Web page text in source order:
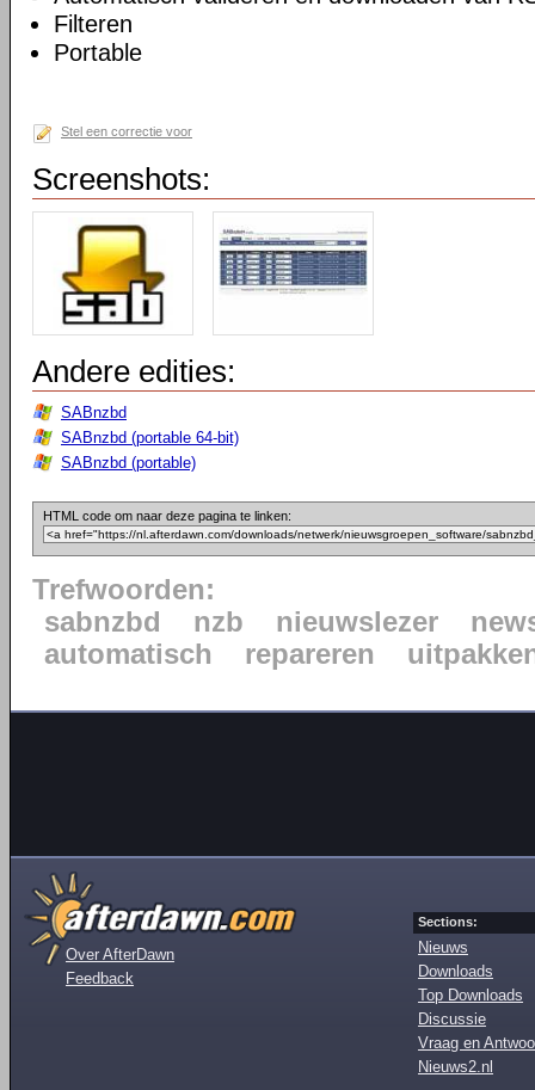
Filteren
Portable
Stel een correctie voor
Screenshots:
Andere edities:
SABnzbd
SABnzbd (portable 64-bit)
SABnzbd (portable)
HTML code om naar deze pagina te linken:
Trefwoorden:
sabnzbd
nzb nieuwslezer
automatisch
repareren
Over AfterDawn
Feedback
Sections:
Nieuws
Downloads
Top Downloads
Discussie
Vraag en
Nieuws2.nl